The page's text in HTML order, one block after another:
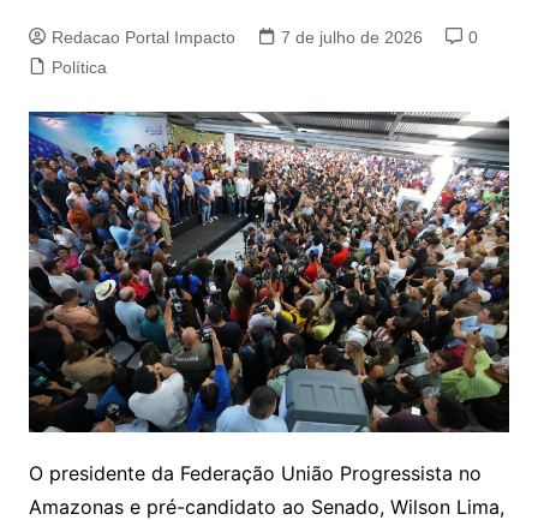
Redacao Portal Impacto 7 de julho de 2026
0
Política
O presidente da Federação União Progressista no
Amazonas e pré-candidato ao Senado, Wilson Lima,